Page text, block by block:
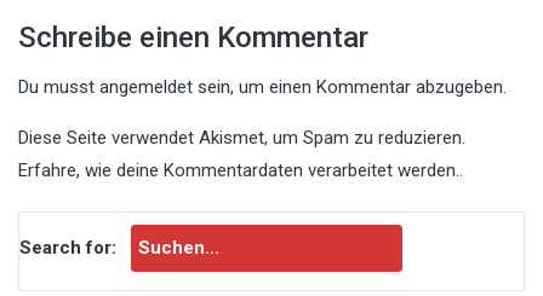
Schreibe einen Kommentar
Du musst angemeldet sein, um einen Kommentar abzugeben.
Diese Seite verwendet Akismet, um Spam zu reduzieren.
Erfahre, wie deine Kommentardaten verarbeitet werden..
Search for: